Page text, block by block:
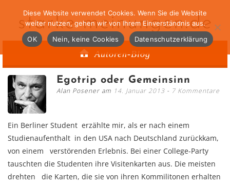
starke-meinungen.de
Autoren-Blog
Egotrip oder Gemeinsinn
Alan Posener am 14. Januar 2013 7 Kommentare
Ein Berliner Student erzählte mir, als er nach einem
Studienaufenthalt in den USA nach Deutschland zurückkam,
von einem verstörenden Erlebnis. Bei einer College-Party
tauschten die Studenten ihre Visitenkarten aus. Die meisten
drehten die Karten, die sie von ihren Kommilitonen erhalten
Diese Website verwendet Cookies. Wenn Sie die Website
weiter nutzen, gehen wir von Ihrem Einverständnis aus.
OK
Nein, keine Cookies Datenschutzerklärung